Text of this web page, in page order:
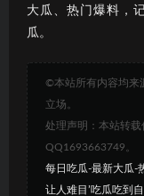
大瓜、热门爆料，
瓜。
©本站所有内容均来
立场。
处理声明：本站转
QQ1693663749。
每日吃瓜-最新大瓜-
让人难目’吃瓜吃到